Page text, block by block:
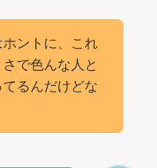
ントに、これ
で色んな人と
るんだけどな